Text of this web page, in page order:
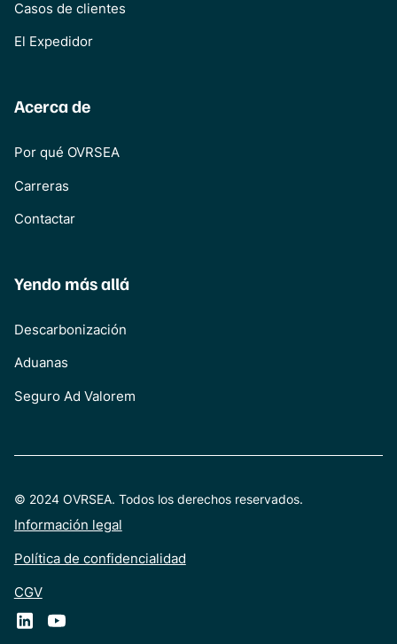
Casos de clientes
El Expedidor
Acerca de
Por qué OVRSEA
Carreras
Contactar
Yendo más allá
Descarbonización
Aduanas
Seguro Ad Valorem
© 2024 OVRSEA. Todos los derechos reservados.
Información legal
Política de confidencialidad
CGV